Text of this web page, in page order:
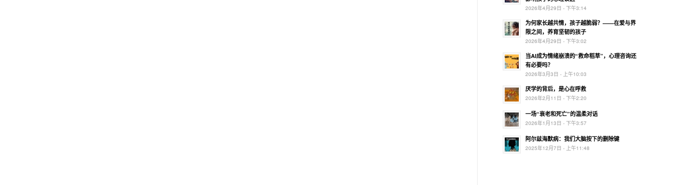
2026年4月29日 - 下午3:14
为何家长越共情，孩子越脆弱？——在爱与界
限之间，养育坚韧的孩子
2026年4月29日 - 下午3:02
当AI成为情绪崩溃的“救命稻草”，心理咨询还
有必要吗？
2026年3月3日 - 上午10:03
厌学的背后，是心在呼救
2026年2月11日 - 下午2:20
一场“衰老和死亡”的温柔对话
2026年1月13日 - 下午3:57
阿尔兹海默病：我们大脑按下的删除键
2025年12月7日 - 上午11:48